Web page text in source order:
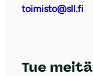
toimisto@sll.fi
Tue meitä